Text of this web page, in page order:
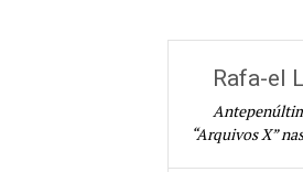
Rafa-el
“Arquivos X”